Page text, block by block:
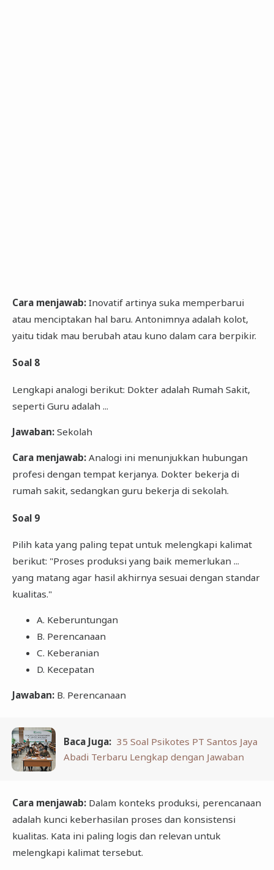
Cara menjawab:Inovatif artinya suka memperbarui
atau menciptakan hal baru. Antonimnya adalah kolot,
yaitu tidak mau berubah atau kuno dalam cara berpikir.
Soal 8
Lengkapi analogi berikut: Dokter adalah Rumah Sakit,
seperti Guru adalah ...
Jawaban:Sekolah
Cara menjawab:Analogi ini menunjukkan hubungan
profesi dengan tempat kerjanya. Dokter bekerja di
rumah sakit, sedangkan guru bekerja di sekolah.
Soal 9
Pilih kata yang paling tepat untuk melengkapi kalimat
berikut: "Proses produksi yang baik memerlukan ...
yang matang agar hasil akhirnya sesuai dengan standar
kualitas."
A. Keberuntungan
B. Perencanaan
C. Keberanian
D. Kecepatan
Jawaban:B. Perencanaan
Baca Juga: 35 Soal Psikotes PT Santos Jaya
Abadi Terbaru Lengkap dengan Jawaban
Cara menjawab:Dalam konteks produksi, perencanaan
adalah kunci keberhasilan proses dan konsistensi
kualitas. Kata ini paling logis dan relevan untuk
melengkapi kalimat tersebut.